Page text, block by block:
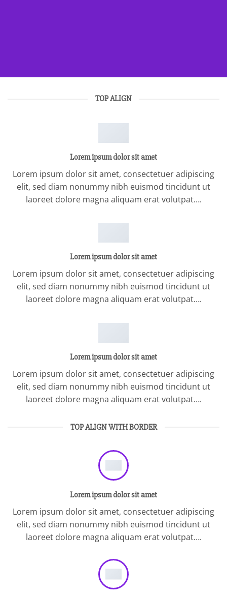
TOP ALIGN
Lorem ipsum dolor sit amet
Lorem ipsum dolor sit amet, consectetuer adipiscing
elit, sed diam nonummy nibh euismod tincidunt ut
laoreet dolore magna aliquam erat volutpat….
Lorem ipsum dolor sit amet
Lorem ipsum dolor sit amet, consectetuer adipiscing
elit, sed diam nonummy nibh euismod tincidunt ut
laoreet dolore magna aliquam erat volutpat….
Lorem ipsum dolor sit amet
Lorem ipsum dolor sit amet, consectetuer adipiscing
elit, sed diam nonummy nibh euismod tincidunt ut
laoreet dolore magna aliquam erat volutpat….
TOP ALIGN WITH BORDER
Lorem ipsum dolor sit amet
Lorem ipsum dolor sit amet, consectetuer adipiscing
elit, sed diam nonummy nibh euismod tincidunt ut
laoreet dolore magna aliquam erat volutpat….